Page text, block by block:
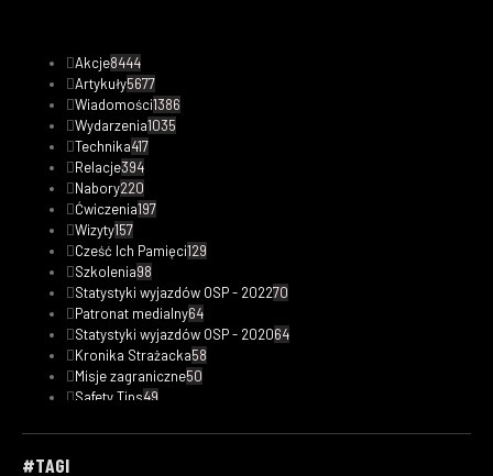
Akcje8444
Artykuły5677
Wiadomości1386
Wydarzenia1035
Technika417
Relacje394
Nabory220
Ćwiczenia197
Wizyty157
Cześć Ich Pamięci129
Szkolenia98
Statystyki wyjazdów OSP - 202270
Patronat medialny64
Statystyki wyjazdów OSP - 202064
Kronika Strażacka58
Misje zagraniczne50
Safety Tips49
Fotorelacje33
#TAGI